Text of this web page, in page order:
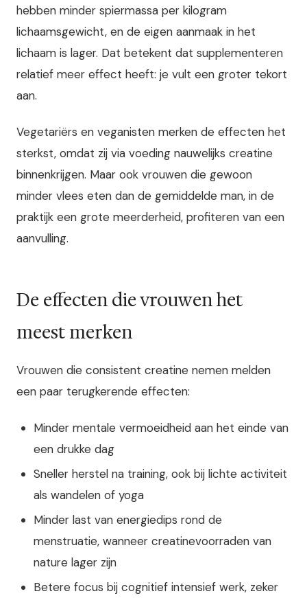
hebben minder spiermassa per kilogram
lichaamsgewicht, en de eigen aanmaak in het
lichaam is lager. Dat betekent dat supplementeren
relatief meer effect heeft: je vult een groter tekort
aan.
Vegetariërs en veganisten merken de effecten het
sterkst, omdat zij via voeding nauwelijks creatine
binnenkrijgen. Maar ook vrouwen die gewoon
minder vlees eten dan de gemiddelde man, in de
praktijk een grote meerderheid, profiteren van een
aanvulling.
De effecten die vrouwen het
meest merken
Vrouwen die consistent creatine nemen melden
een paar terugkerende effecten:
Minder mentale vermoeidheid aan het einde van
een drukke dag
Sneller herstel na training, ook bij lichte activiteit
als wandelen of yoga
Minder last van energiedips rond de
menstruatie, wanneer creatinevoorraden van
nature lager zijn
Betere focus bij cognitief intensief werk, zeker